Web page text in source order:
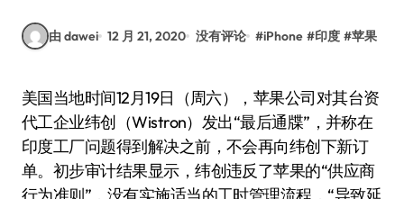
由 dawei 12 月 21, 2020 没有评论 #iPhone #印度 #苹果
美国当地时间12月19日（周六），苹果公司对其台资
代工企业纬创（Wistron）发出“最后通牒”，并称在
印度工厂问题得到解决之前，不会再向纬创下新订
单。初步审计结果显示，纬创违反了苹果的“供应商